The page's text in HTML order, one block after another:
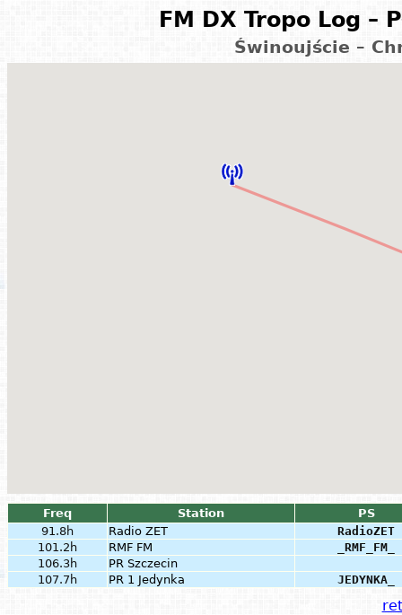
FM DX Tropo Log –
Świnoujście –
Freq Station
PS
91.8h
Radio ZET
RadioZET
101.2h
RMF FM
_RMF_FM_
106.3h
PR Szczecin
107.7h
PR 1 Jedynka JEDYNKA_